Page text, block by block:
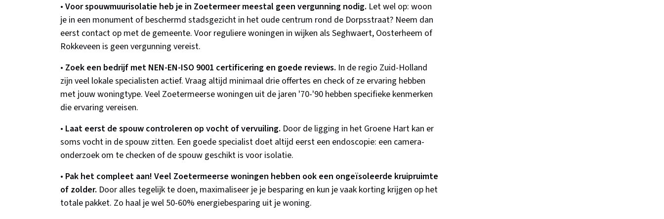
• Voor spouwmuurisolatie heb je in Zoetermeer meestal geen vergunning nodig. Let wel op: woon
je in een monument of beschermd stadsgezicht in het oude centrum rond de Dorpsstraat? Neem dan
eerst contact op met de gemeente. Voor reguliere woningen in wijken als Seghwaert, Oosterheem of
Rokkeveen is geen vergunning vereist.
• Zoek een bedrijf met NEN-EN-ISO 9001 certificering en goede reviews. In de regio Zuid-Holland
zijn veel lokale specialisten actief. Vraag altijd minimaal drie offertes en check of ze ervaring hebben
met jouw woningtype. Veel Zoetermeerse woningen uit de jaren '70-'90 hebben specifieke kenmerken
die ervaring vereisen.
• Laat eerst de spouw controleren op vocht of vervuiling. Door de ligging in het Groene Hart kan er
soms vocht in de spouw zitten. Een goede specialist doet altijd eerst een endoscopie: een camera-
onderzoek om te checken of de spouw geschikt is voor isolatie.
• Pak het compleet aan! Veel Zoetermeerse woningen hebben ook een ongeïsoleerde kruipruimte
of zolder. Door alles tegelijk te doen, maximaliseer je je besparing en kun je vaak korting krijgen op het
totale pakket. Zo haal je wel 50-60% energiebesparing uit je woning.